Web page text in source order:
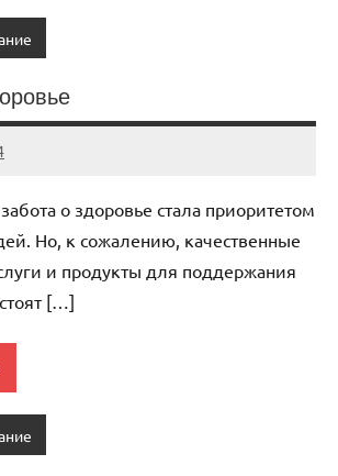
о здоровье стала приоритетом
Но, к сожалению, качественные
и продукты для поддержания
[…]